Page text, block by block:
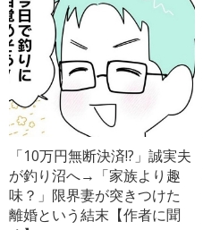
「10万円無断決済!?」誠実夫
が釣り沼へ→「家族より趣
味？」限界妻が突きつけた
離婚という結末【作者に聞